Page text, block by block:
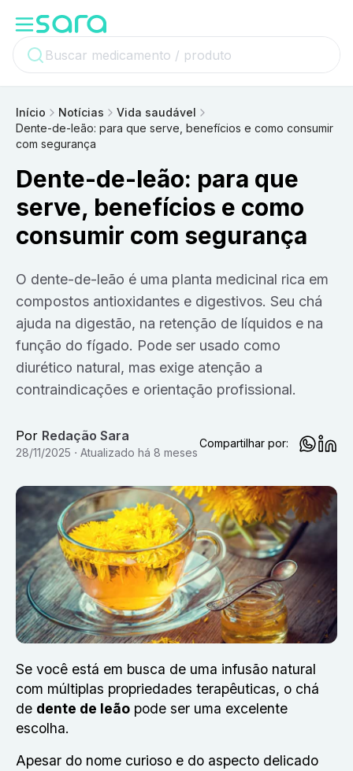
Início Notícias
Vida saudável
Dente-de-leão: para que serve, benefícios e como consumir
com segurança
Dente-de-leão: para que
serve, benefícios e como
consumir com segurança
O dente-de-leão é uma planta medicinal rica em
compostos antioxidantes e digestivos. Seu chá
ajuda na digestão, na retenção de líquidos e na
função do fígado. Pode ser usado como
diurético natural, mas exige atenção a
contraindicações e orientação profissional.
Por Redação Sara
28/11/2025 Atualizado há 8 meses
Compartilhar por:
Se você está em busca de uma infusão natural
com múltiplas propriedades terapêuticas, o chá
de dente de leão pode ser uma excelente
escolha.
Apesar do nome curioso e do aspecto delicado